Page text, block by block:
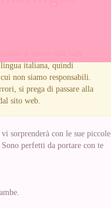
italiana, quindi
non siamo responsabili.
si prega di passare alla
sito web.
sorprenderà con le sue piccole
perfetti da portare con te